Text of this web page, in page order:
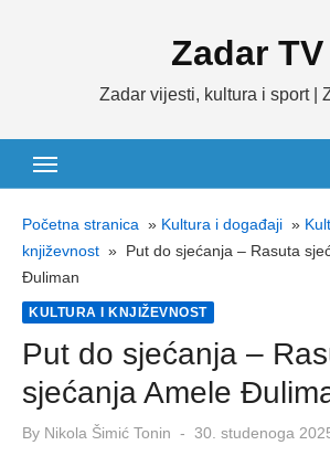
Zadar TV
Zadar vijesti, kultura i sport |
Početna stranica » Kultura i događaji »
književnost » Put do sjećanja – Rasuta
Đuliman
KULTURA I KNJIŽEVNOST
Put do sjećanja –
sjećanja Amele
By Nikola Šimić Tonin
Posted
30. studenoga